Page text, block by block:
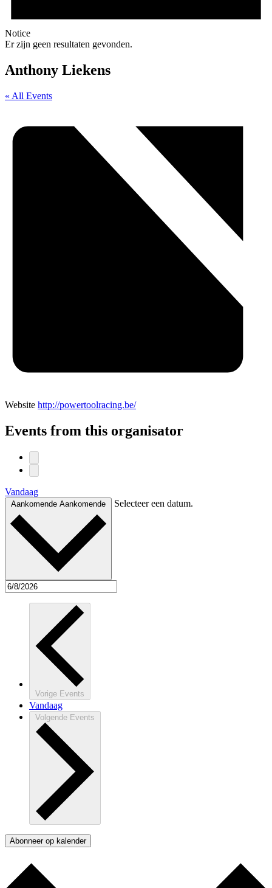
Notice
Er zijn geen resultaten gevonden.
Anthony Liekens
« All Events
Website http://powertoolracing.be/
Events from this organisator
Vandaag
Aankomende Aankomende Selecteer een datum.
Vorige Events
Vandaag
Volgende Events
Abonneer op kalender